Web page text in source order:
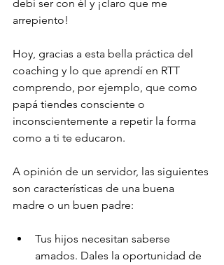
debí ser con él y ¡claro que me
arrepiento!
Hoy, gracias a esta bella práctica del
coaching y lo que aprendí en RTT
comprendo, por ejemplo, que como
papá tiendes consciente o
inconscientemente a repetir la forma
como a ti te educaron.
A opinión de un servidor, las siguientes
son características de una buena
madre o un buen padre:
Tus hijos necesitan saberse
amados. Dales la oportunidad de